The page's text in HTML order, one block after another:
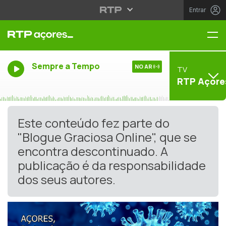
Entrar
Sempre a Tempo NO AR TV
RTP
Este conteúdo fez parte do
"Blogue Graciosa Online", que se
encontra descontinuado. A
publicação é da responsabilidade
dos seus autores.